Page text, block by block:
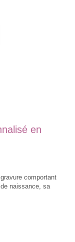
en
comportant
naissance, sa